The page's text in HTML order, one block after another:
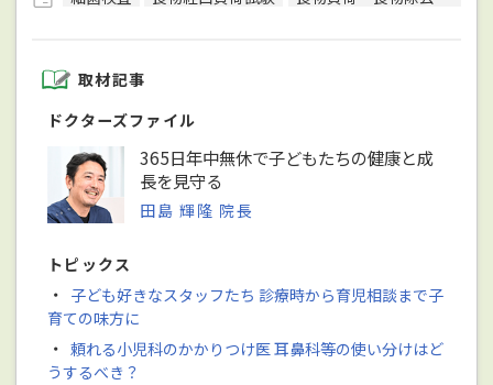
取材記事
ドクターズファイル
365日年中無休で子どもたちの健康と成
長を見守る
田島 輝隆 院長
トピックス
・ 子ども好きなスタッフたち 診療時から育児相談まで子
育ての味方に
・ 頼れる小児科のかかりつけ医 耳鼻科等の使い分けはど
うするべき？